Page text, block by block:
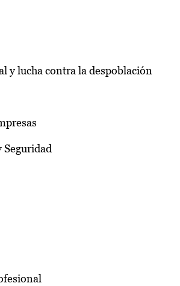
y lucha contra la despoblación
Seguridad